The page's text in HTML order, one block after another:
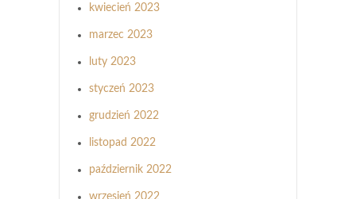
kwiecień 2023
marzec 2023
luty 2023
styczeń 2023
grudzień 2022
listopad 2022
październik 2022
wrzesień 2022